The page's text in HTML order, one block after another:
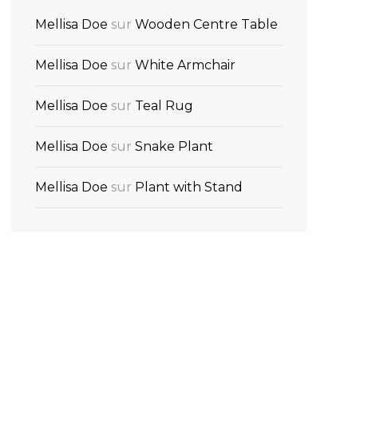
Mellisa Doe sur Wooden Centre Table
Mellisa Doe sur White Armchair
Mellisa Doe sur Teal Rug
Mellisa Doe sur Snake Plant
Mellisa Doe sur Plant with Stand